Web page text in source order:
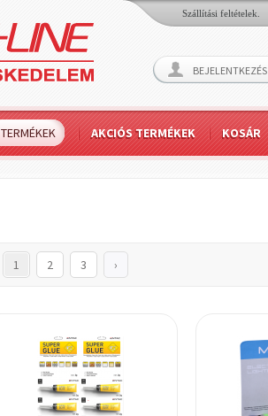
Szállítási feltételek.
BEJELENTKEZÉS
TERMÉKEK AKCIÓS TERMÉKEK KOSÁR
1 2 3 ›